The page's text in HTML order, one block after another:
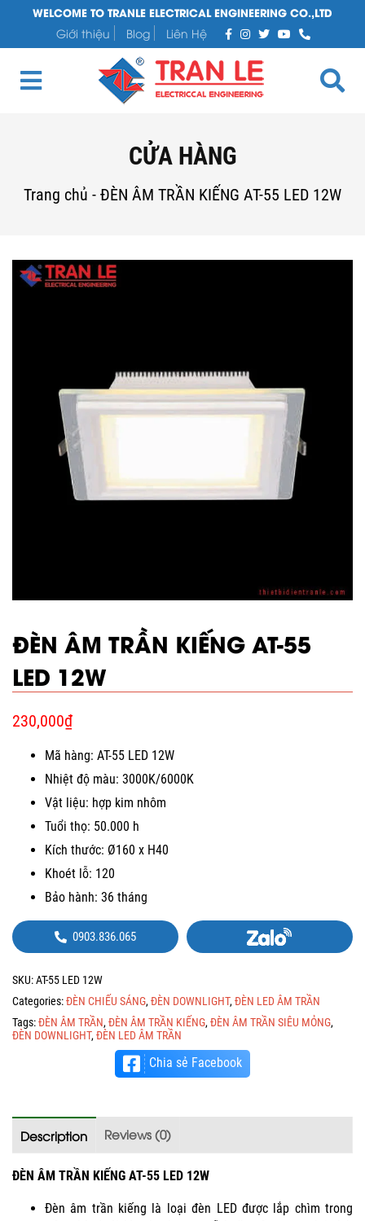
WELCOME TO TRANLE ELECTRICAL ENGINEERING CO.,LTD
Giới thiệu
Blog Liên Hệ
CỬA HÀNG
Trang chủ - ĐÈN ÂM TRẦN KIẾNG AT-55 LED 12W
ĐÈN ÂM TRẦN KIẾNG AT-55
LED 12W
230,000₫
Mã hàng: AT-55 LED 12W
Nhiệt độ màu: 3000K/6000K
Vật liệu: hợp kim nhôm
Tuổi thọ: 50.000 h
Kích thước: Ø160 x H40
Khoét lỗ: 120
Bảo hành: 36 tháng
0903.836.065
SKU:AT-55 LED 12W
Categories:ĐÈN CHIẾU SÁNG, ĐÈN DOWNLIGHT, ĐÈN LED ÂM TRẦN
Tags:ĐÈN ÂM TRẦN, ĐÈN ÂM TRẦN KIẾNG, ĐÈN ÂM TRẦN SIÊU MỎNG,
ĐÈN DOWNLIGHT, ĐÈN LED ÂM TRẦN
Chia sẻ Facebook
Description Reviews (0)
ĐÈN ÂM TRẦN KIẾNG AT-55 LED 12W
Đèn âm trần kiếng là loại đèn LED được lắp chìm trong